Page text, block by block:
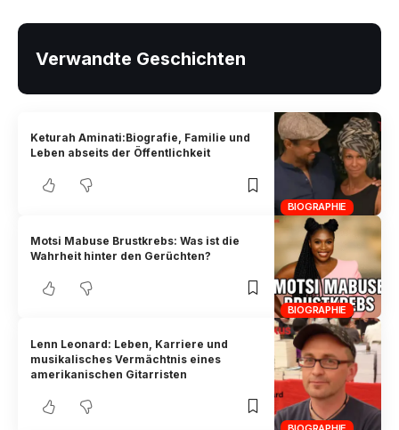
Verwandte Geschichten
BIOGRAPHIE
Keturah Aminati:Biografie, Familie und
Leben abseits der Öffentlichkeit
BIOGRAPHIE
Motsi Mabuse Brustkrebs: Was ist die
Wahrheit hinter den Gerüchten?
Lenn Leonard: Leben, Karriere und
musikalisches Vermächtnis eines
amerikanischen Gitarristen